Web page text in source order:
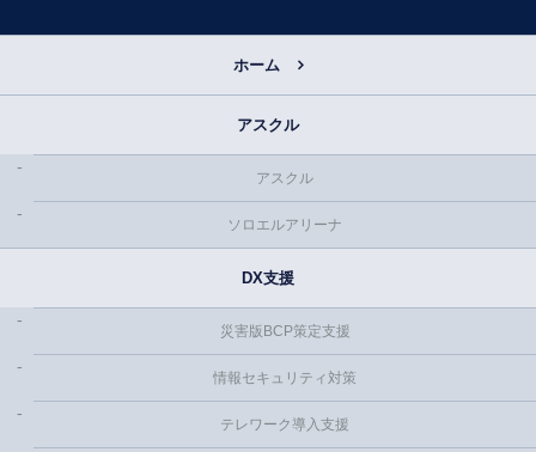
ホーム
アスクル
アスクル
ソロエルアリーナ
DX支援
災害版BCP策定支援
情報セキュリティ対策
テレワーク導入支援